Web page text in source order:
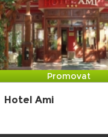
Promovat
Hotel Ami